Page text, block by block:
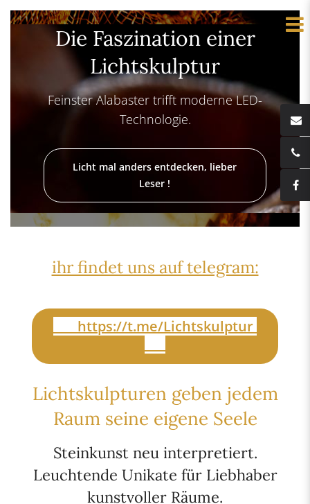
Die Faszination einer
Lichtskulptur
Feinster Alabaster trifft moderne LED-
Technologie.
Licht mal anders entdecken, lieber
Leser !
ihr findet uns auf telegram:
https://t.me/Lichtskulptur
Lichtskulpturen geben jedem
Raum seine eigene Seele
Steinkunst neu interpretiert.
Leuchtende Unikate für Liebhaber
kunstvoller Räume.